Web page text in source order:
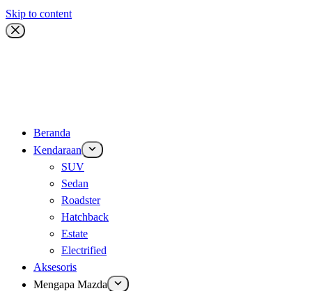
Skip to content
Beranda
Kendaraan
SUV
Sedan
Roadster
Hatchback
Estate
Electrified
Aksesoris
Mengapa Mazda